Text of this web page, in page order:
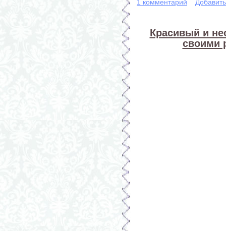
1 комментарий
Красивый и
своими